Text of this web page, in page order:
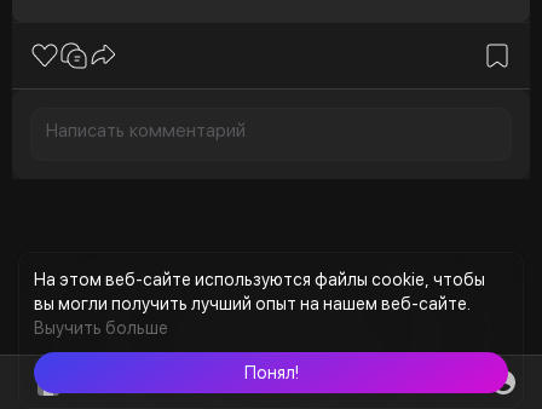
На этом веб-сайте используются файлы cookie, чтобы
вы могли получить лучший опыт на нашем веб-сайте.
Выучить больше
Понял!